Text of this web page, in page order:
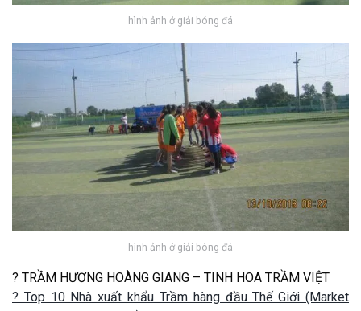
hình ảnh ở giải bóng đá
hình ảnh ở giải bóng đá
? TRẦM HƯƠNG HOÀNG GIANG – TINH HOA TRẦM VIỆT
? Top 10 Nhà xuất khẩu Trầm hàng đầu Thế Giới (Market